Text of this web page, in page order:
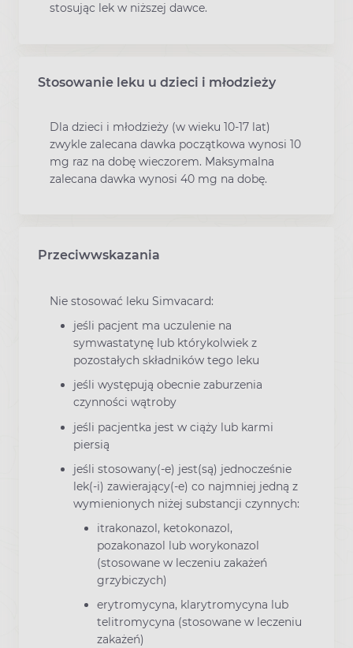
stosując lek w niższej dawce.
Stosowanie leku u dzieci i młodzieży
Dla dzieci i młodzieży (w wieku 10-17 lat)
zwykle zalecana dawka początkowa wynosi 10
mg raz na dobę wieczorem. Maksymalna
zalecana dawka wynosi 40 mg na dobę.
Przeciwwskazania
Nie stosować leku Simvacard:
jeśli pacjent ma uczulenie na
symwastatynę lub którykolwiek z
pozostałych składników tego leku
jeśli występują obecnie zaburzenia
czynności wątroby
jeśli pacjentka jest w ciąży lub karmi
piersią
jeśli stosowany(-e) jest(są) jednocześnie
lek(-i) zawierający(-e) co najmniej jedną z
wymienionych niżej substancji czynnych:
itrakonazol, ketokonazol,
pozakonazol lub worykonazol
(stosowane w leczeniu zakażeń
grzybiczych)
erytromycyna, klarytromycyna lub
telitromycyna (stosowane w leczeniu
zakażeń)